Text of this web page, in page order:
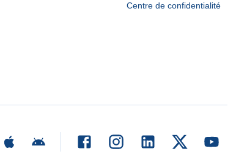
Centre de confidentialité